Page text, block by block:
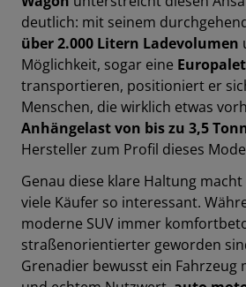
deutlich: mit seinem
über 2.000 Litern Ladevolumen
Möglichkeit, sogar eine
transportieren, positioniert er
Menschen, die wirklich etwas
Anhängelast von bis zu 3,5
Hersteller zum Profil dieses
Genau diese klare Haltung
viele Käufer so interessant.
moderne SUV immer
straßenorientierter geworden
Grenadier bewusst ein Fahrzeug